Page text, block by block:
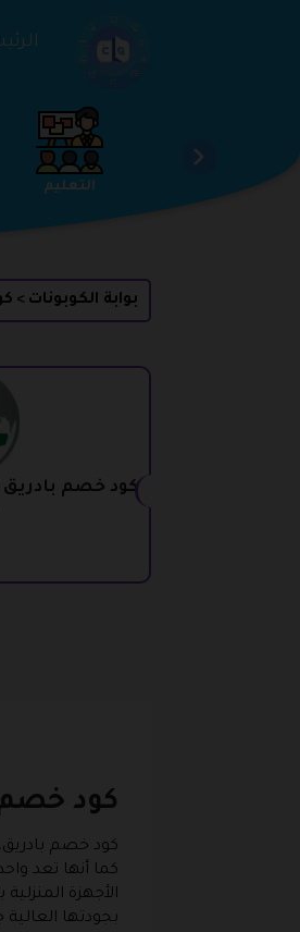
الجمال والعناية الخدمات
بوابة الكوبونات >
كود خصم
كود خصم بادريق،
كما أنها تعد
الأجهزة
بجودتها